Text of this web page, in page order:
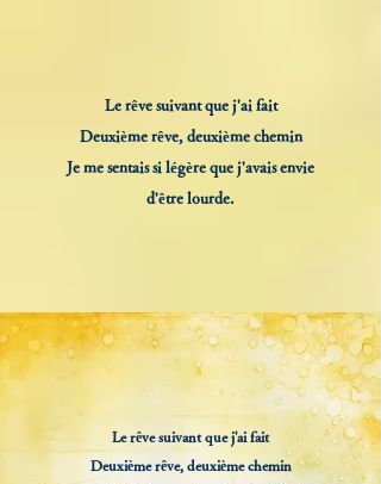
Le rêve suivant que j'ai fait
Deuxième rêve, deuxième chemin
Je me sentais si légère que j'avais envie
d'être lourde.
Le rêve suivant que j'ai fait
Deuxième rêve, deuxième chemin